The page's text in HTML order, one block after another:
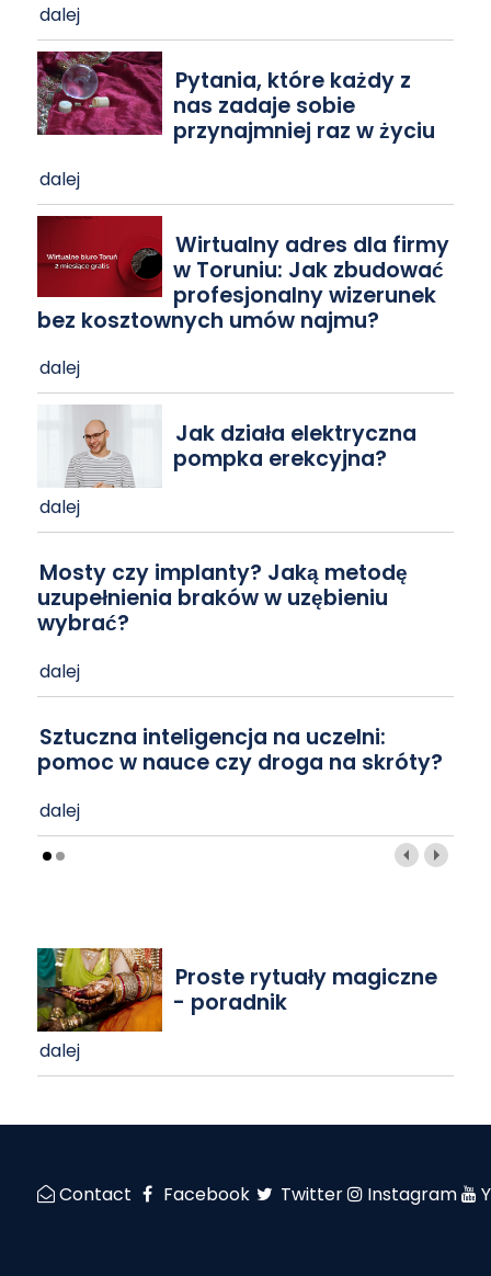
dalej
Pytania, które każdy z
nas zadaje sobie
przynajmniej raz w życiu
dalej
Wirtualny adres dla firmy
w Toruniu: Jak zbudować
profesjonalny wizerunek
bez kosztownych umów najmu?
dalej
Jak działa elektryczna
pompka erekcyjna?
dalej
Mosty czy implanty? Jaką metodę
uzupełnienia braków w uzębieniu
wybrać?
dalej
Sztuczna inteligencja na uczelni:
pomoc w nauce czy droga na skróty?
dalej
Proste rytuały magiczne
- poradnik
dalej
Contact Facebook Twitter Instagram